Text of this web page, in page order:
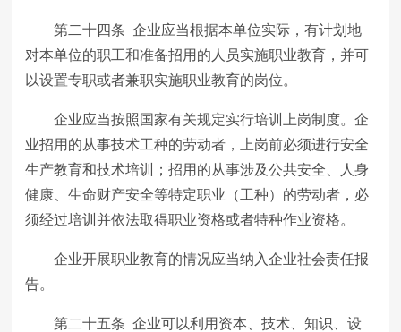
第二十四条 企业应当根据本单位实际，有计划地
对本单位的职工和准备招用的人员实施职业教育，并可
以设置专职或者兼职实施职业教育的岗位。
企业应当按照国家有关规定实行培训上岗制度。企
业招用的从事技术工种的劳动者，上岗前必须进行安全
生产教育和技术培训；招用的从事涉及公共安全、人身
健康、生命财产安全等特定职业（工种）的劳动者，必
须经过培训并依法取得职业资格或者特种作业资格。
企业开展职业教育的情况应当纳入企业社会责任报
告。
第二十五条 企业可以利用资本、技术、知识、设